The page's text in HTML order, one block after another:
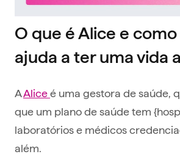
O que é Alice e
ajuda a ter uma vida
AAliceé uma gestora de saúde,
que um plano de saúde tem
laboratórios e médicos
além.